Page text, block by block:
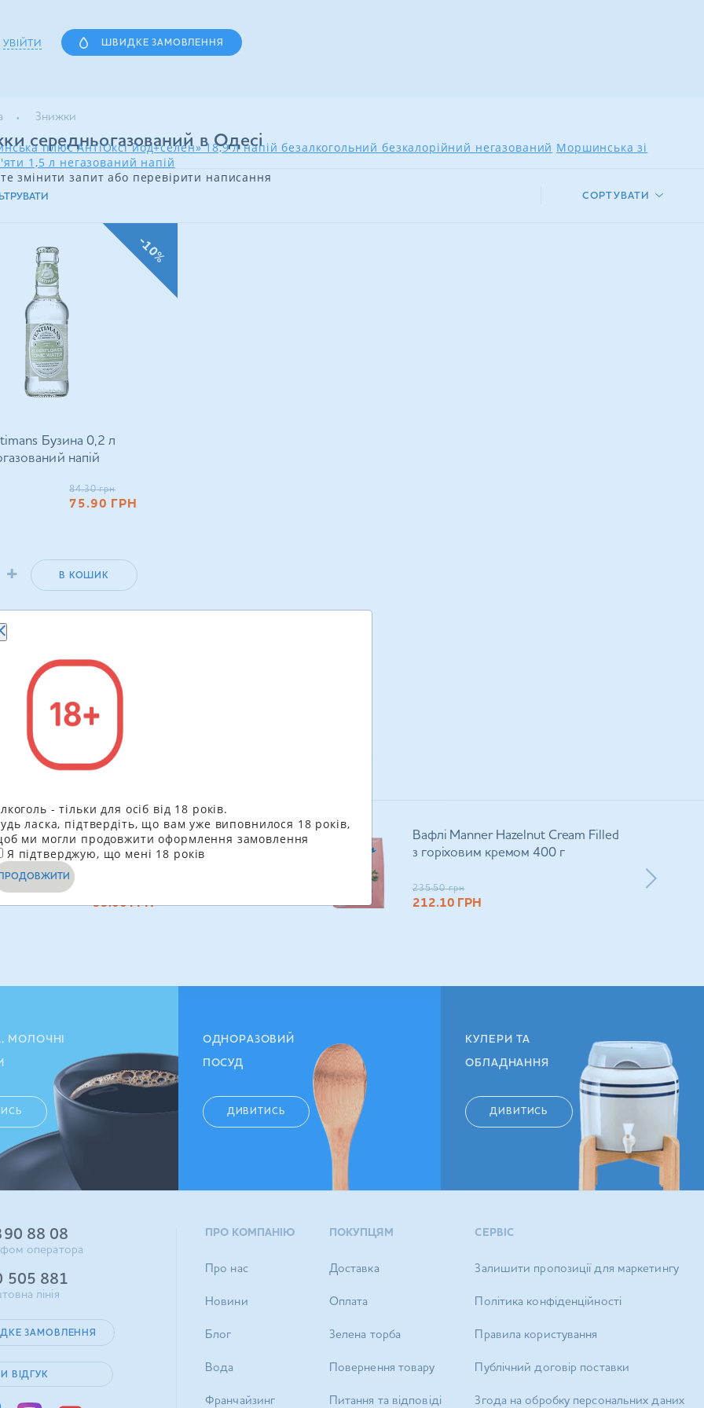
УВІЙТИ ШВИДКЕ ЗАМОВЛЕННЯ
плюс АнтіОксі йод+селен» 18,9 л напій безалкогольний безкалорійний негазований Моршинська зі
1,5 л негазований напій
змінити запит або перевірити написання
Знижки
середньогазований в Одесі
СОРТУВАТИ
Бузина 0,2 л
напій
84.30 грн
75.90 ГРН
+ В КОШИК
-10%
Печиво пісочне Twix у молочному
шоколаді 50 г
33.00 ГРН
Вафлі Manner Hazelnut Cream Filled
з горіховим кремом 400 г
235.50 грн
212.10 ГРН
МОЛОЧНІ ОДНОРАЗОВИЙ
ПОСУД
ДИВИТИСЬ
КУЛЕРИ ТА
ОБЛАДНАННЯ
ДИВИТИСЬ
88 08
оператора
505 881
лінія
ЗАМОВЛЕННЯ
ВІДГУК
ПРО КОМПАНІЮ
Про нас
Новини
Блог
Вода
Франчайзинг
ПОКУПЦЯМ
Доставка
Оплата
Зелена торба
Повернення товару
Питання та відповіді
СЕРВІС
Залишити пропозиції для маркетингу
Політика конфіденційності
Правила користування
Публічний договір поставки
Згода на обробку персональних даних
- тільки для осіб від 18 років.
ласка, підтвердіть, що вам уже виповнилося 18 років,
ми могли продовжити оформлення замовлення
Я підтверджую, що мені 18 років
ПРОДОВЖИТИ